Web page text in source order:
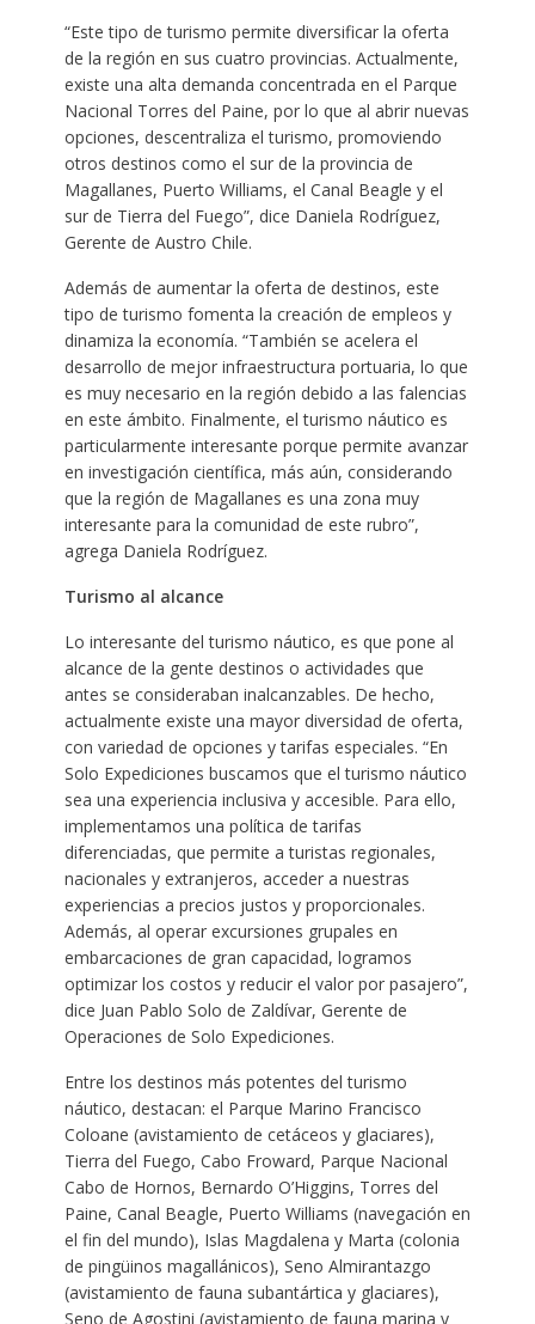
“Este tipo de turismo permite diversificar la oferta
de la región en sus cuatro provincias. Actualmente,
existe una alta demanda concentrada en el Parque
Nacional Torres del Paine, por lo que al abrir nuevas
opciones, descentraliza el turismo, promoviendo
otros destinos como el sur de la provincia de
Magallanes, Puerto Williams, el Canal Beagle y el
sur de Tierra del Fuego”, dice Daniela Rodríguez,
Gerente de Austro Chile.
Además de aumentar la oferta de destinos, este
tipo de turismo fomenta la creación de empleos y
dinamiza la economía. “También se acelera el
desarrollo de mejor infraestructura portuaria, lo que
es muy necesario en la región debido a las falencias
en este ámbito. Finalmente, el turismo náutico es
particularmente interesante porque permite avanzar
en investigación científica, más aún, considerando
que la región de Magallanes es una zona muy
interesante para la comunidad de este rubro”,
agrega Daniela Rodríguez.
Turismo al alcance
Lo interesante del turismo náutico, es que pone al
alcance de la gente destinos o actividades que
antes se consideraban inalcanzables. De hecho,
actualmente existe una mayor diversidad de oferta,
con variedad de opciones y tarifas especiales. “En
Solo Expediciones buscamos que el turismo náutico
sea una experiencia inclusiva y accesible. Para ello,
implementamos una política de tarifas
diferenciadas, que permite a turistas regionales,
nacionales y extranjeros, acceder a nuestras
experiencias a precios justos y proporcionales.
Además, al operar excursiones grupales en
embarcaciones de gran capacidad, logramos
optimizar los costos y reducir el valor por pasajero”,
dice Juan Pablo Solo de Zaldívar, Gerente de
Operaciones de Solo Expediciones.
Entre los destinos más potentes del turismo
náutico, destacan: el Parque Marino Francisco
Coloane (avistamiento de cetáceos y glaciares),
Tierra del Fuego, Cabo Froward, Parque Nacional
Cabo de Hornos, Bernardo O’Higgins, Torres del
Paine, Canal Beagle, Puerto Williams (navegación en
el fin del mundo), Islas Magdalena y Marta (colonia
de pingüinos magallánicos), Seno Almirantazgo
(avistamiento de fauna subantártica y glaciares),
Seno de Agostini (avistamiento de fauna marina y